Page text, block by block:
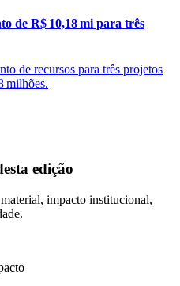
de R$ 10,18 mi para três
de recursos para três projetos
milhões.
edição
impacto institucional,